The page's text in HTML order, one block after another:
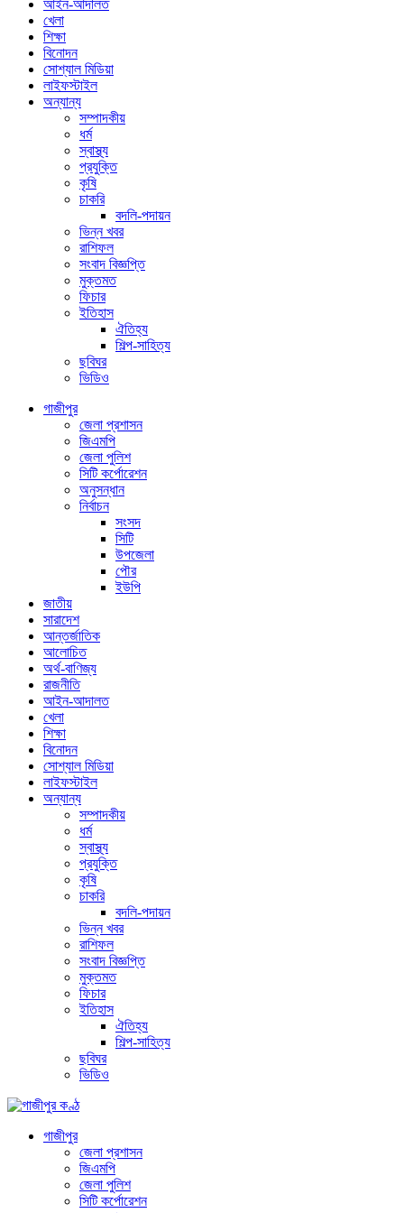
আইন-আদালত
খেলা
শিক্ষা
বিনোদন
সোশ্যাল মিডিয়া
লাইফস্টাইল
অন্যান্য
সম্পাদকীয়
ধর্ম
স্বাস্থ্য
প্রযুক্তি
কৃষি
চাকরি
বদলি-পদায়ন
ভিন্ন খবর
রাশিফল
সংবাদ বিজ্ঞপ্তি
মুক্তমত
ফিচার
ইতিহাস
ঐতিহ্য
শিল্প-সাহিত্য
ছবিঘর
ভিডিও
গাজীপুর
জেলা প্রশাসন
জিএমপি
জেলা পুলিশ
সিটি কর্পোরেশন
অনুসন্ধান
নির্বাচন
সংসদ
সিটি
উপজেলা
পৌর
ইউপি
জাতীয়
সারাদেশ
আন্তর্জাতিক
আলোচিত
অর্থ-বাণিজ্য
রাজনীতি
আইন-আদালত
খেলা
শিক্ষা
বিনোদন
সোশ্যাল মিডিয়া
লাইফস্টাইল
অন্যান্য
সম্পাদকীয়
ধর্ম
স্বাস্থ্য
প্রযুক্তি
কৃষি
চাকরি
বদলি-পদায়ন
ভিন্ন খবর
রাশিফল
সংবাদ বিজ্ঞপ্তি
মুক্তমত
ফিচার
ইতিহাস
ঐতিহ্য
শিল্প-সাহিত্য
ছবিঘর
ভিডিও
গাজীপুর
জেলা প্রশাসন
জিএমপি
জেলা পুলিশ
সিটি কর্পোরেশন